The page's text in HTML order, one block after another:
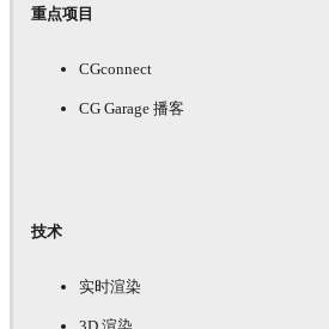
重点项目
CGconnect
CG Garage 播客
技术
实时渲染